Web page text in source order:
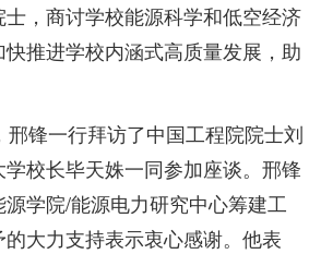
，商讨学校能源科学和低空经济
推进学校内涵式高质量发展，助
邢锋一行拜访了中国工程院院士刘
校长毕天姝一同参加座谈。邢锋
学院/能源电力研究中心筹建工
大力支持表示衷心感谢。他表